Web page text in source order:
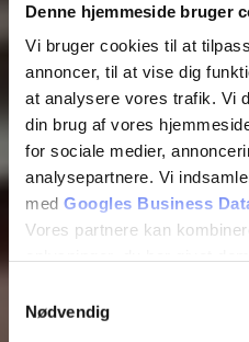
Denne hjemmeside bruger
Vi bruger cookies til at
annoncer, til at vise dig
at analysere vores trafik. Vi
din brug af vores
for sociale medier,
analysepartnere. Vi
med Googles Business
Vores partnere kan
Nødvendig